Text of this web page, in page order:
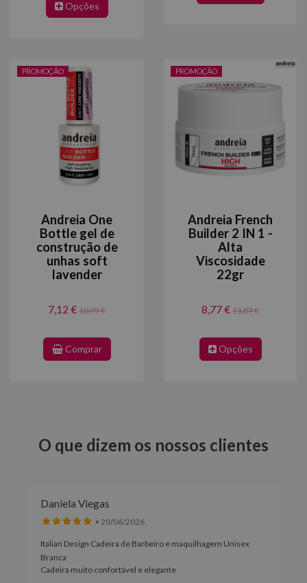
Opções
PROMOÇÃO
Andreia One
Bottle gel de
construção de
unhas soft
lavender
7,12 € 10,79 €
Comprar
PROMOÇÃO
Andreia French
Builder 2 IN 1 -
Alta
Viscosidade
22gr
8,77 € 11,07 €
Opções
O que dizem os nossos clientes
Daniela Viegas
• 20/06/2026
Italian Design Cadeira de Barbeiro e maquilhagem Unisex
Branca
Cadeira muito confortável e elegante